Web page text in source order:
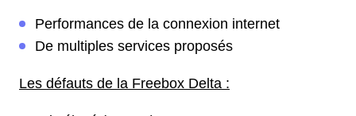
Performances de la connexion internet
De multiples services proposés
Les défauts de la Freebox Delta :